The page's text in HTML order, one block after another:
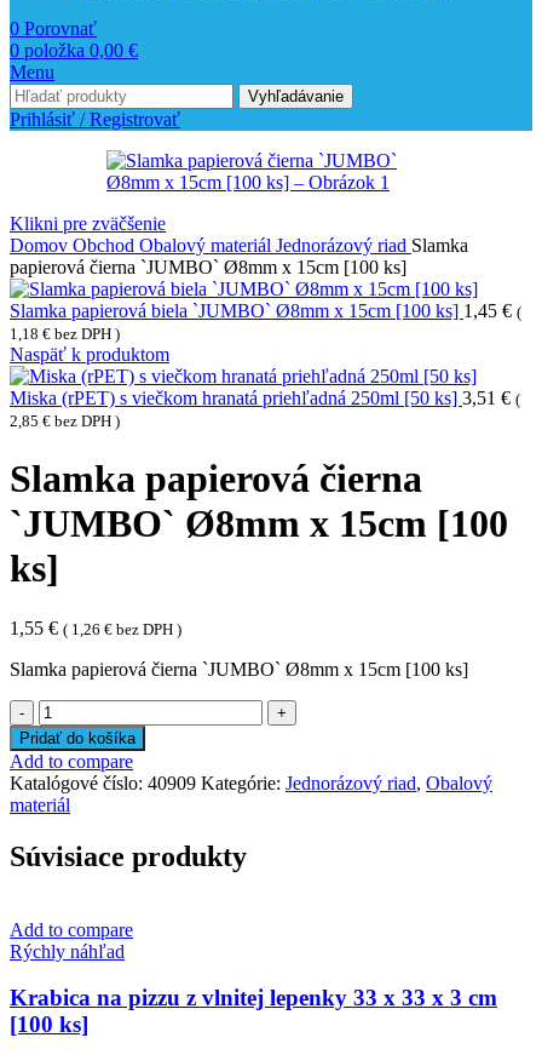
0 Porovnať
0 položka 0,00 €
Menu
Vyhľadávanie
Prihlásiť / Registrovať
Klikni pre zväčšenie
Domov Obchod Obalový materiál Jednorázový riad Slamka
papierová čierna `JUMBO` Ø8mm x 15cm [100 ks]
Slamka papierová biela `JUMBO` Ø8mm x 15cm [100 ks] 1,45 € (
1,18 € bez DPH )
Naspäť k produktom
Miska (rPET) s viečkom hranatá priehľadná 250ml [50 ks] 3,51 € (
2,85 € bez DPH )
Slamka papierová čierna
`JUMBO` Ø8mm x 15cm [100
ks]
1,55 € ( 1,26 € bez DPH )
Slamka papierová čierna `JUMBO` Ø8mm x 15cm [100 ks]
množstvo
Slamka
papierová
čierna
`JUMBO`
Ø8mm
15cm
Pridať do košíka
Add to compare
Katalógové číslo: 40909 Kategórie: Jednorázový riad, Obalový
materiál
Súvisiace produkty
Add to compare
Rýchly náhľad
Krabica na pizzu z vlnitej lepenky 33 x 33 x 3 cm
[100 ks]